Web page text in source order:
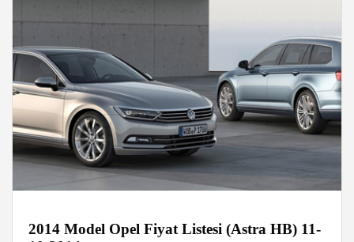
2014 Model Opel Fiyat Listesi (Astra HB) 11-